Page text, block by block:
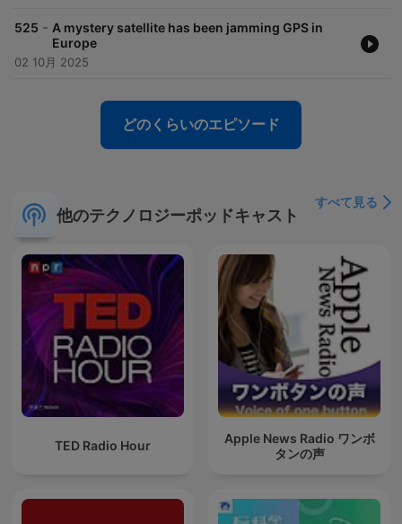
525 - A mystery satellite has been jamming GPS in
Europe
02 10月 2025
どのくらいのエピソード
他のテクノロジーポッドキャスト
すべて見る
TED Radio Hour
Apple News Radio ワンボ
タンの声